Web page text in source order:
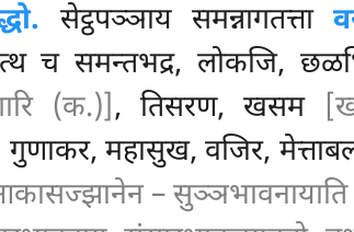
सेट्ठपञ्ञाय समन्नागतत्ता
च समन्तभद्र, लोकजि,
(क.)], तिसरण, खसम
गुणाकर, महासुख, वजिर,
– सुञ्ञभावनायाति